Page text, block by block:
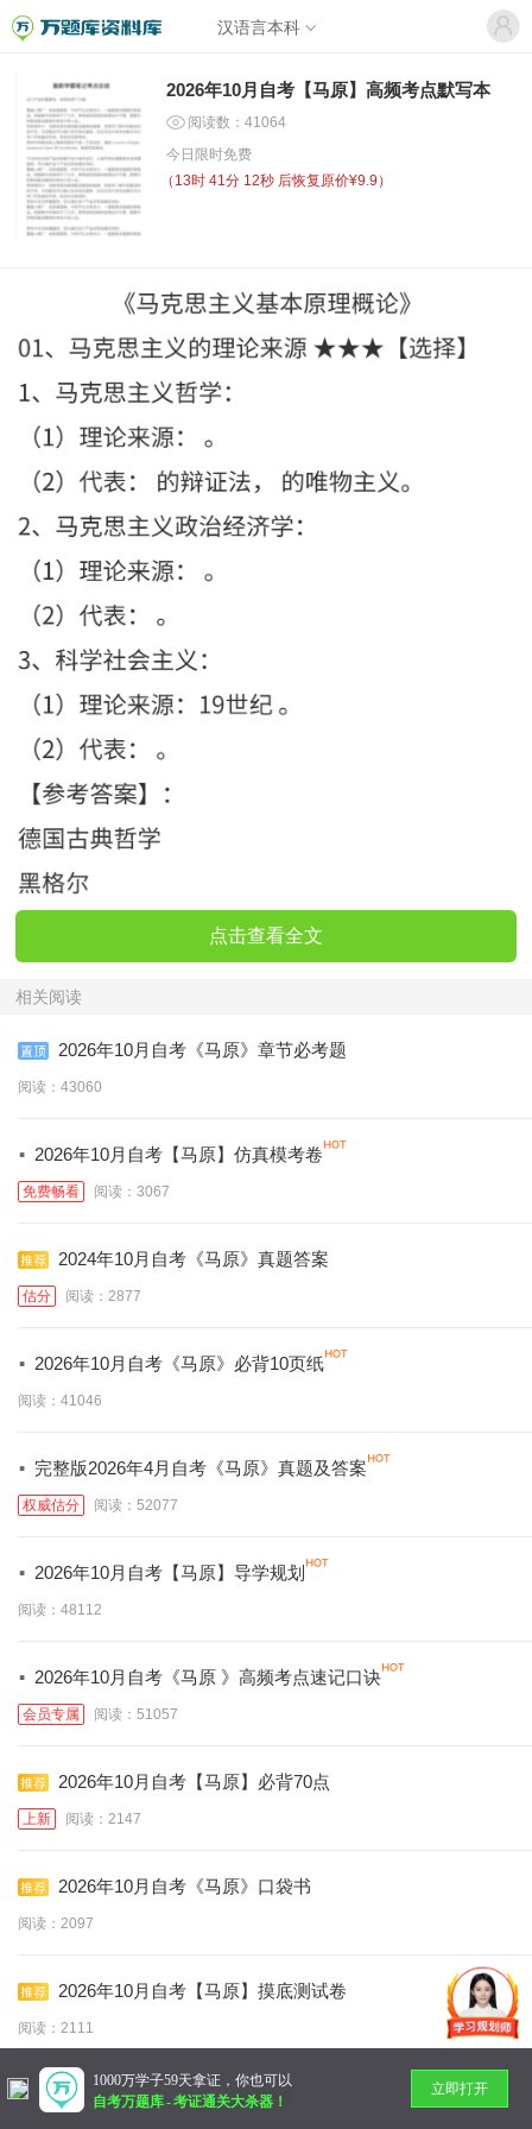
汉语言本科
2026年10月自考【马原】高频考点默写本
阅读数：41064
今日限时免费
（ 13时 41分 11秒 后恢复原价¥9.9）
点击查看全文
相关阅读
2026年10月自考《马原》章节必考题
阅读：43060
· 2026年10月自考【马原】仿真模考卷
免费畅看 阅读：3067
2024年10月自考《马原》真题答案
估分 阅读：2877
· 2026年10月自考《马原》必背10页纸
阅读：41046
· 完整版2026年4月自考《马原》真题及答案
权威估分 阅读：52077
· 2026年10月自考【马原】导学规划
阅读：48112
· 2026年10月自考《马原 》高频考点速记口诀
会员专属 阅读：51057
2026年10月自考【马原】必背70点
上新 阅读：2147
2026年10月自考《马原》口袋书
阅读：2097
2026年10月自考【马原】摸底测试卷
阅读：2111
暂无更多
1000万学子59天拿证，你也可以
自考万题库-考证通关大杀器！
立即打开